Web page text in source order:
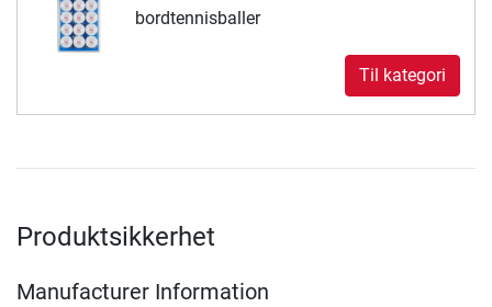
bordtennisballer
Til kategori
Produktsikkerhet
Manufacturer Information